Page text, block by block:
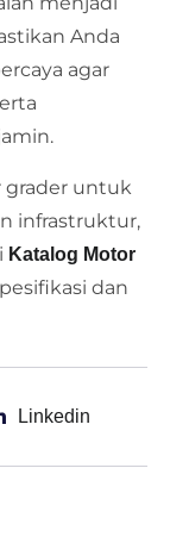
Anda
agar
grader untuk
infrastruktur,
Katalog Motor
dan
Linkedin